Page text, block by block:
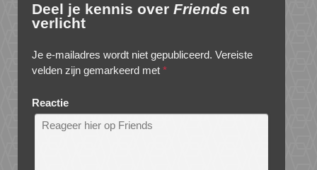
Deel je kennis over Friends en
verlicht
Je e-mailadres wordt niet gepubliceerd. Vereiste
velden zijn gemarkeerd met *
Reactie